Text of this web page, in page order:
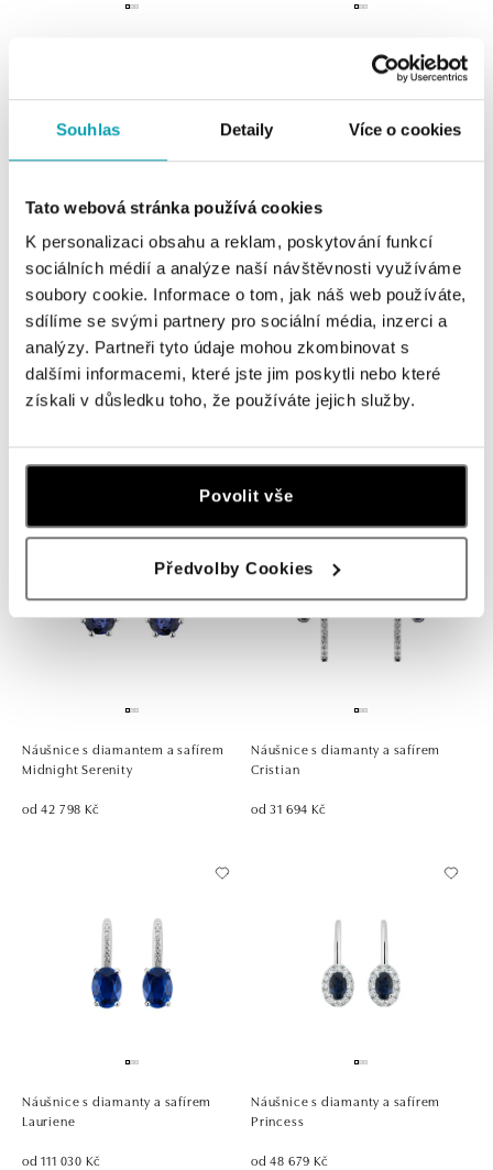
Souhlas Detaily Více o cookies
Tato webová stránka používá cookies
K personalizaci obsahu a reklam, poskytování funkcí
sociálních médií a analýze naší návštěvnosti využíváme
soubory cookie. Informace o tom, jak náš web používáte,
sdílíme se svými partnery pro sociální média, inzerci a
analýzy. Partneři tyto údaje mohou zkombinovat s
dalšími informacemi, které jste jim poskytli nebo které
získali v důsledku toho, že používáte jejich služby.
Povolit vše
Předvolby Cookies
od 32 747 Kč od 31 412 Kč
Náušnice s diamanty a safírem
Náušnice s diamantem a safírem
Midnight Serenity
Náušnice s diamantem a safírem
Midnight Serenity
od 42 798 Kč
Náušnice s diamanty a safírem
Cristian
od 31 694 Kč
Náušnice s diamanty a safírem
Lauriene
od 111 030 Kč
Náušnice s diamanty a safírem
Princess
od 48 679 Kč